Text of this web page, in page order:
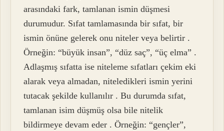
arasındaki fark, tamlanan ismin düşmesi
durumudur. Sıfat tamlamasında bir sıfat, bir
ismin önüne gelerek onu niteler veya belirtir .
Örneğin: “büyük insan”, “düz saç”, “üç elma” .
Adlaşmış sıfatta ise niteleme sıfatları çekim eki
alarak veya almadan, niteledikleri ismin yerini
tutacak şekilde kullanılır . Bu durumda sıfat,
tamlanan isim düşmüş olsa bile nitelik
bildirmeye devam eder . Örneğin: “gençler”,